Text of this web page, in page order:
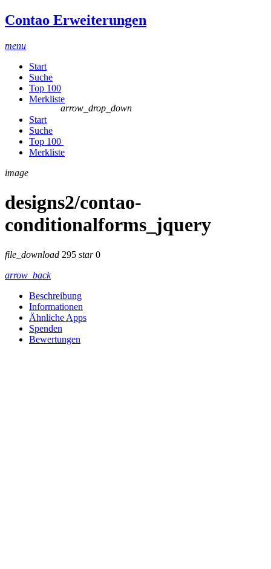
Contao Erweiterungen
menu
Start
Suche
Top 100
Merkliste
Start
Suche
Top 100
arrow_drop_down
Merkliste
image
designs2/contao-
conditionalforms_jquery
file_download 295 star0
arrow_back
Beschreibung
Informationen
Ähnliche Apps
Spenden
Bewertungen